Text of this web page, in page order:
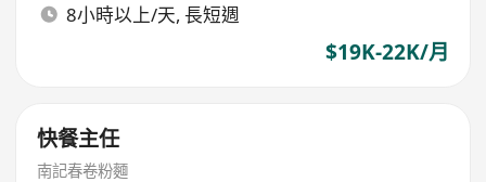
8小時以上/天, 長短週
$19K-22K/月
快餐主任
南記春卷粉麵